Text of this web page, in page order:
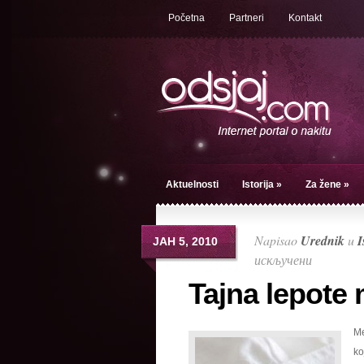
Početna Partneri Kontakt
Aktuelnosti Istorija » Za žene »
ЈАН 5, 2010 Napisao Urednik u
искљученина
lepote
kamena
Tajna lepote